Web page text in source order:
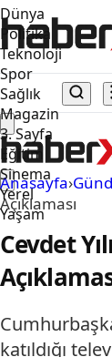
Dünya
Politika
Teknoloji
Spor
Sağlık
Magazin
3. Sayfa
Eğitim
Sinema
Yerel
Yaşam
Anasayfa›
Açıklaması
Cevdet
katıldığı